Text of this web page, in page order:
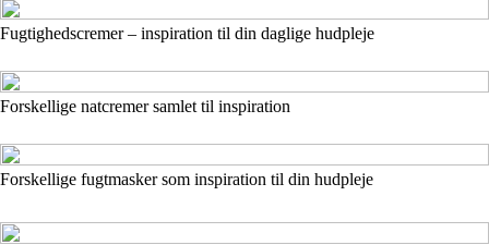
Fugtighedscremer – inspiration til din daglige hudpleje
Forskellige natcremer samlet til inspiration
Forskellige fugtmasker som inspiration til din hudpleje